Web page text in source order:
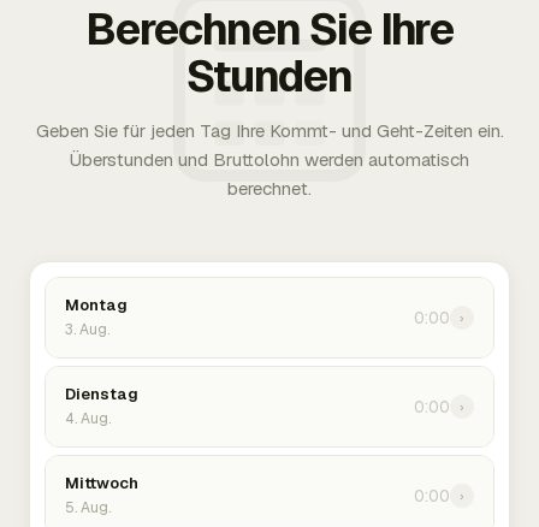
Berechnen Sie Ihre
Stunden
Geben Sie für jeden Tag Ihre Kommt- und Geht-Zeiten ein.
Überstunden und Bruttolohn werden automatisch
berechnet.
Montag
3. Aug.
0:00 ›
Dienstag
4. Aug.
0:00 ›
Mittwoch
5. Aug.
0:00 ›